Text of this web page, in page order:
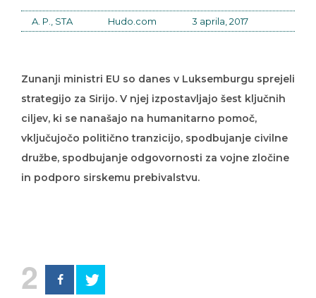
A. P., STA Hudo.com 3 aprila, 2017
Zunanji ministri EU so danes v Luksemburgu sprejeli
strategijo za Sirijo. V njej izpostavljajo šest ključnih
ciljev, ki se nanašajo na humanitarno pomoč,
vključujočo politično tranzicijo, spodbujanje civilne
družbe, spodbujanje odgovornosti za vojne zločine
in podporo sirskemu prebivalstvu.
2